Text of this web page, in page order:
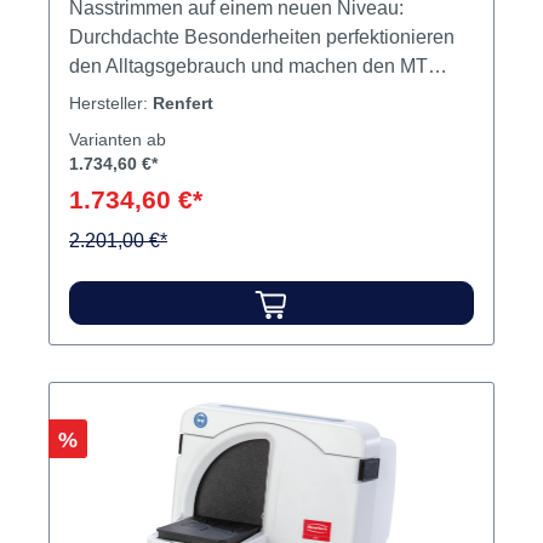
Gipstrimmer MT premium Stück 220-
240 V inkl. Marathon
Variante: Stück 220-240 V inkl. Marathon
Nasstrimmen auf einem neuen Niveau:
Durchdachte Besonderheiten perfektionieren
den Alltagsgebrauch und machen den MT
premium zu einem Trimmer der Extraklasse.
Nassschleifen von dentalen Gipsmodellen
Ermüdungsfreies Arbeiten durch integrierte
Arbeitsbeleuchtung Kostensenkung und
Ressourcenschonung durch Aqua Stop
Schneller Wechsel des Trimmertisch-Winkels
Hersteller:Renfert
Varianten ab
1.734,60 €*